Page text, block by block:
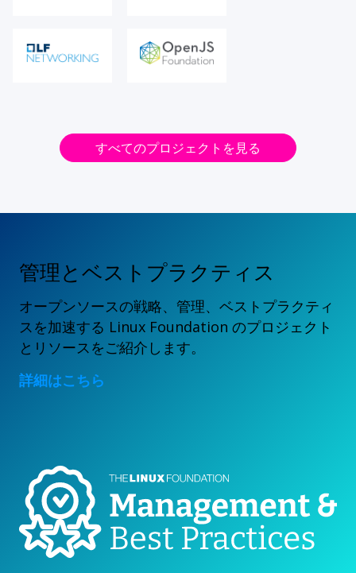
すべてのプロジェクトを見る
管理とベストプラクティス
オープンソースの戦略、管理、ベストプラクティ
スを加速する Linux Foundation のプロジェクト
とリソースをご紹介します。
詳細はこちら